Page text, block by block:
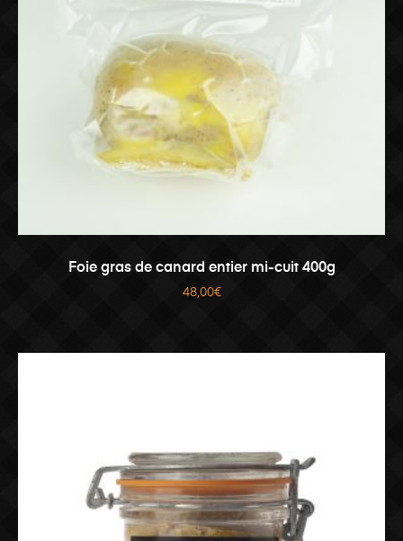
AJOUTER AU PANIER
Foie gras de canard entier mi-cuit 400g
48,00€